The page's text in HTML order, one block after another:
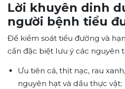
Lời khuyên dinh
người bệnh tiểu
Để kiểm soát tiểu đường và
cần đặc biệt lưu ý các nguyên
Ưu tiên cá, thịt nạc, rau
nguyên hạt và dầu thực vật;